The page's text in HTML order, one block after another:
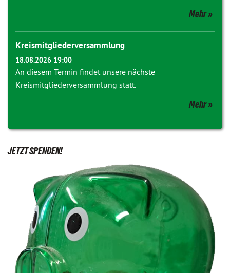
Mehr
Kreismitgliederversammlung
18.08.2026 19:00
An diesem Termin findet unsere nächste
Kreismitgliederversammlung statt.
Mehr
JETZT SPENDEN!